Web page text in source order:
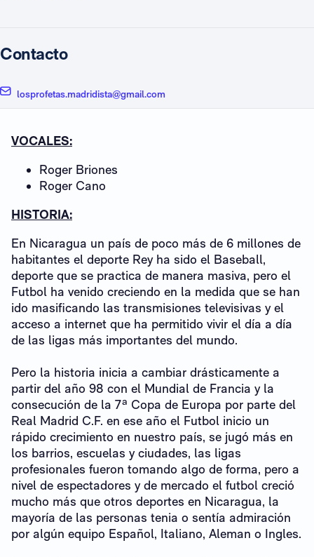
Contacto
losprofetas.madridista@gmail.com
VOCALES:
Roger Briones
Roger Cano
HISTORIA:
En Nicaragua un país de poco más de 6 millones de
habitantes el deporte Rey ha sido el Baseball,
deporte que se practica de manera masiva, pero el
Futbol ha venido creciendo en la medida que se han
ido masificando las transmisiones televisivas y el
acceso a internet que ha permitido vivir el día a día
de las ligas más importantes del mundo.
Pero la historia inicia a cambiar drásticamente a
partir del año 98 con el Mundial de Francia y la
consecución de la 7ª Copa de Europa por parte del
Real Madrid C.F. en ese año el Futbol inicio un
rápido crecimiento en nuestro país, se jugó más en
los barrios, escuelas y ciudades, las ligas
profesionales fueron tomando algo de forma, pero a
nivel de espectadores y de mercado el futbol creció
mucho más que otros deportes en Nicaragua, la
mayoría de las personas tenia o sentía admiración
por algún equipo Español, Italiano, Aleman o Ingles.